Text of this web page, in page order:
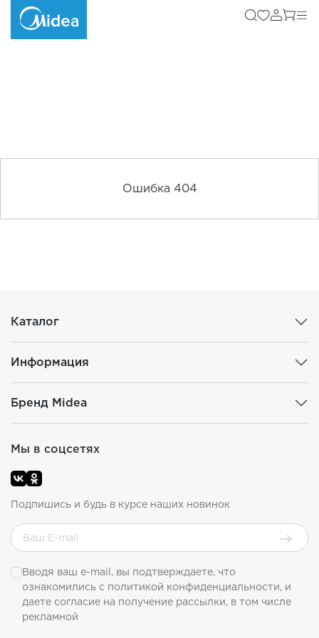
Ошибка 404
Каталог
Информация
Бренд Midea
Мы в соцсетях
Подпишись и будь в курсе наших новинок
Вводя ваш e-mail, вы подтверждаете, что
ознакомились с политикой конфиденциальности, и
даете согласие на получение рассылки, в том числе
рекламной